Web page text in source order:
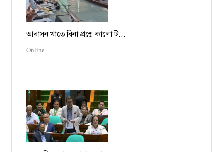
আবাসন খাতে বিনা প্রশ্নে কালো ট...
Online